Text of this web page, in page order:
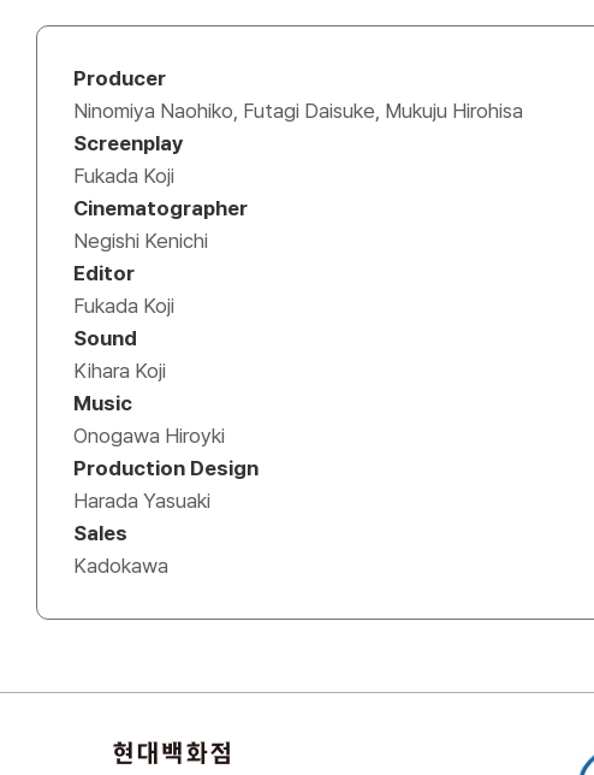
Producer
Ninomiya Naohiko, Futagi Daisuke, Mukuju Hirohisa
Screenplay
Fukada Koji
Cinematographer
Negishi Kenichi
Editor
Fukada Koji
Sound
Kihara Koji
Music
Onogawa Hiroyki
Production Design
Harada Yasuaki
Sales
Kadokawa